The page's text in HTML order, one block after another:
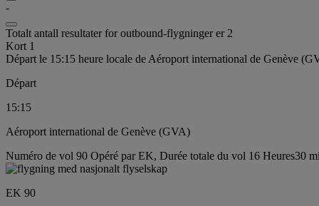
-
Totalt antall resultater for outbound-flygninger er 2
Kort 1
Départ le 15:15 heure locale de Aéroport international de Genève
Départ
15:15
Aéroport international de Genève (GVA)
Numéro de vol 90 Opéré par EK, Durée totale du vol 16 Heures30
EK 90